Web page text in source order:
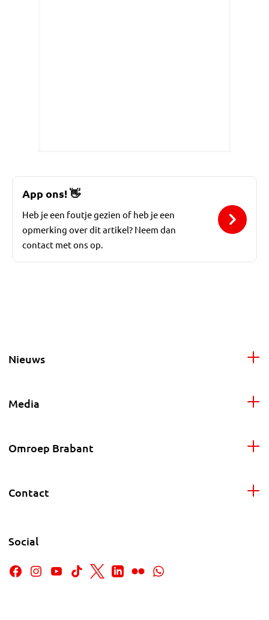
App ons!👋
Heb je een foutje gezien of heb je een
opmerking over dit artikel? Neem dan
contact met ons op.
Nieuws
Media
Omroep Brabant
Contact
Social